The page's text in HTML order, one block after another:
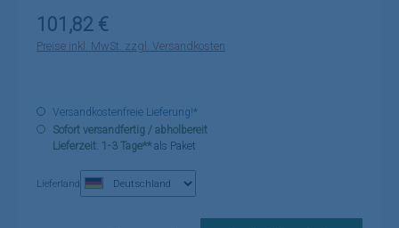
Regulärer Preis:
101,82 €
Preise inkl. MwSt. zzgl. Versandkosten
Versandkostenfreie Lieferung!*
Sofort versandfertig / abholbereit
Lieferzeit: 1-3 Tage** als Paket
Lieferland